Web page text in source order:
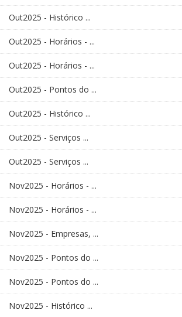
Out2025 - Histórico ...
Out2025 - Horários - ...
Out2025 - Horários - ...
Out2025 - Pontos do ...
Out2025 - Histórico ...
Out2025 - Serviços ...
Out2025 - Serviços ...
Nov2025 - Horários - ...
Nov2025 - Horários - ...
Nov2025 - Empresas, ...
Nov2025 - Pontos do ...
Nov2025 - Pontos do ...
Nov2025 - Histórico ...